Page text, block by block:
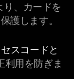
、カードを
護します。
スコードと
利用を防ぎま